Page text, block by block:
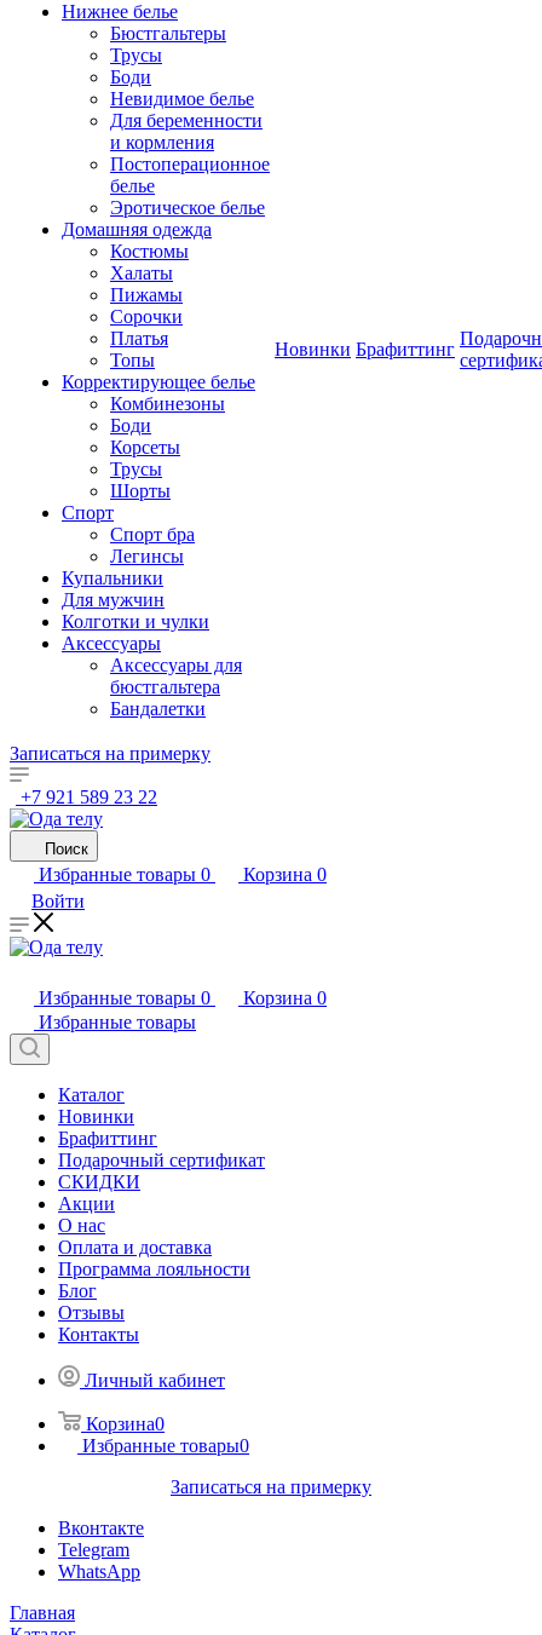
Нижнее белье
Бюстгальтеры
Трусы
Боди
Невидимое белье
Для беременности
и кормления
Постоперационное
белье
Эротическое белье
Домашняя одежда
Костюмы
Халаты
Пижамы
Сорочки
Платья
Топы
Корректирующее белье
Комбинезоны
Боди
Корсеты
Трусы
Шорты
Спорт
Спорт бра
Легинсы
Купальники
Для мужчин
Колготки и чулки
Аксессуары
Аксессуары для
бюстгальтера
Бандалетки
Новинки Брафиттинг
Записаться на примерку
+7 921 589 23 22
Поиск
Избранные товары 0 Корзина 0
Войти
Избранные товары 0 Корзина 0
Избранные товары
Каталог
Новинки
Брафиттинг
Подарочный сертификат
СКИДКИ
Акции
О нас
Оплата и доставка
Программа лояльности
Блог
Отзывы
Контакты
Личный кабинет
Корзина0
Избранные товары0
Записаться на примерку
Вконтакте
Telegram
WhatsApp
Главная